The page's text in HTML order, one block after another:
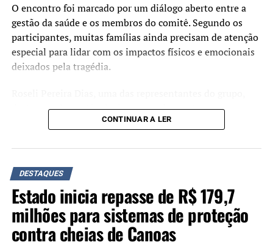
O encontro foi marcado por um diálogo aberto entre a
gestão da saúde e os membros do comitê. Segundo os
participantes, muitas famílias ainda precisam de atenção
especial para lidar com os impactos físicos e emocionais
deixados pela tragédia.
destacou a importância do espaço de escuta com a
“Esse diálogo com a
Secretaria da Saúde é um
passo importante para que
as demandas cheguem a
quem pode de fato
CONTINUAR A LER
DESTAQUES
Estado inicia repasse de R$ 179,7
milhões para sistemas de proteção
contra cheias de Canoas